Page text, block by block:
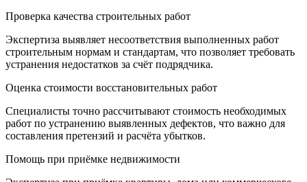
Проверка качества строительных работ
Экспертиза выявляет несоответствия выполненных работ
строительным нормам и стандартам, что позволяет требовать
устранения недостатков за счёт подрядчика.
Оценка стоимости восстановительных работ
Специалисты точно рассчитывают стоимость необходимых
работ по устранению выявленных дефектов, что важно для
составления претензий и расчёта убытков.
Помощь при приёмке недвижимости